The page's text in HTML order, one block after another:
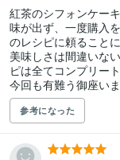
紅茶のシフォンケー
味が出ず、一度購入
のレシピに頼ること
美味しさは間違いな
ピは全てコンプリー
今回も有難う御座い
参考になった